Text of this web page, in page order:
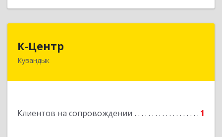
К-Центр
Кувандык
Клиентов на сопровождении 1
462243, Оренбургская обл, Кувандыкский р-н,